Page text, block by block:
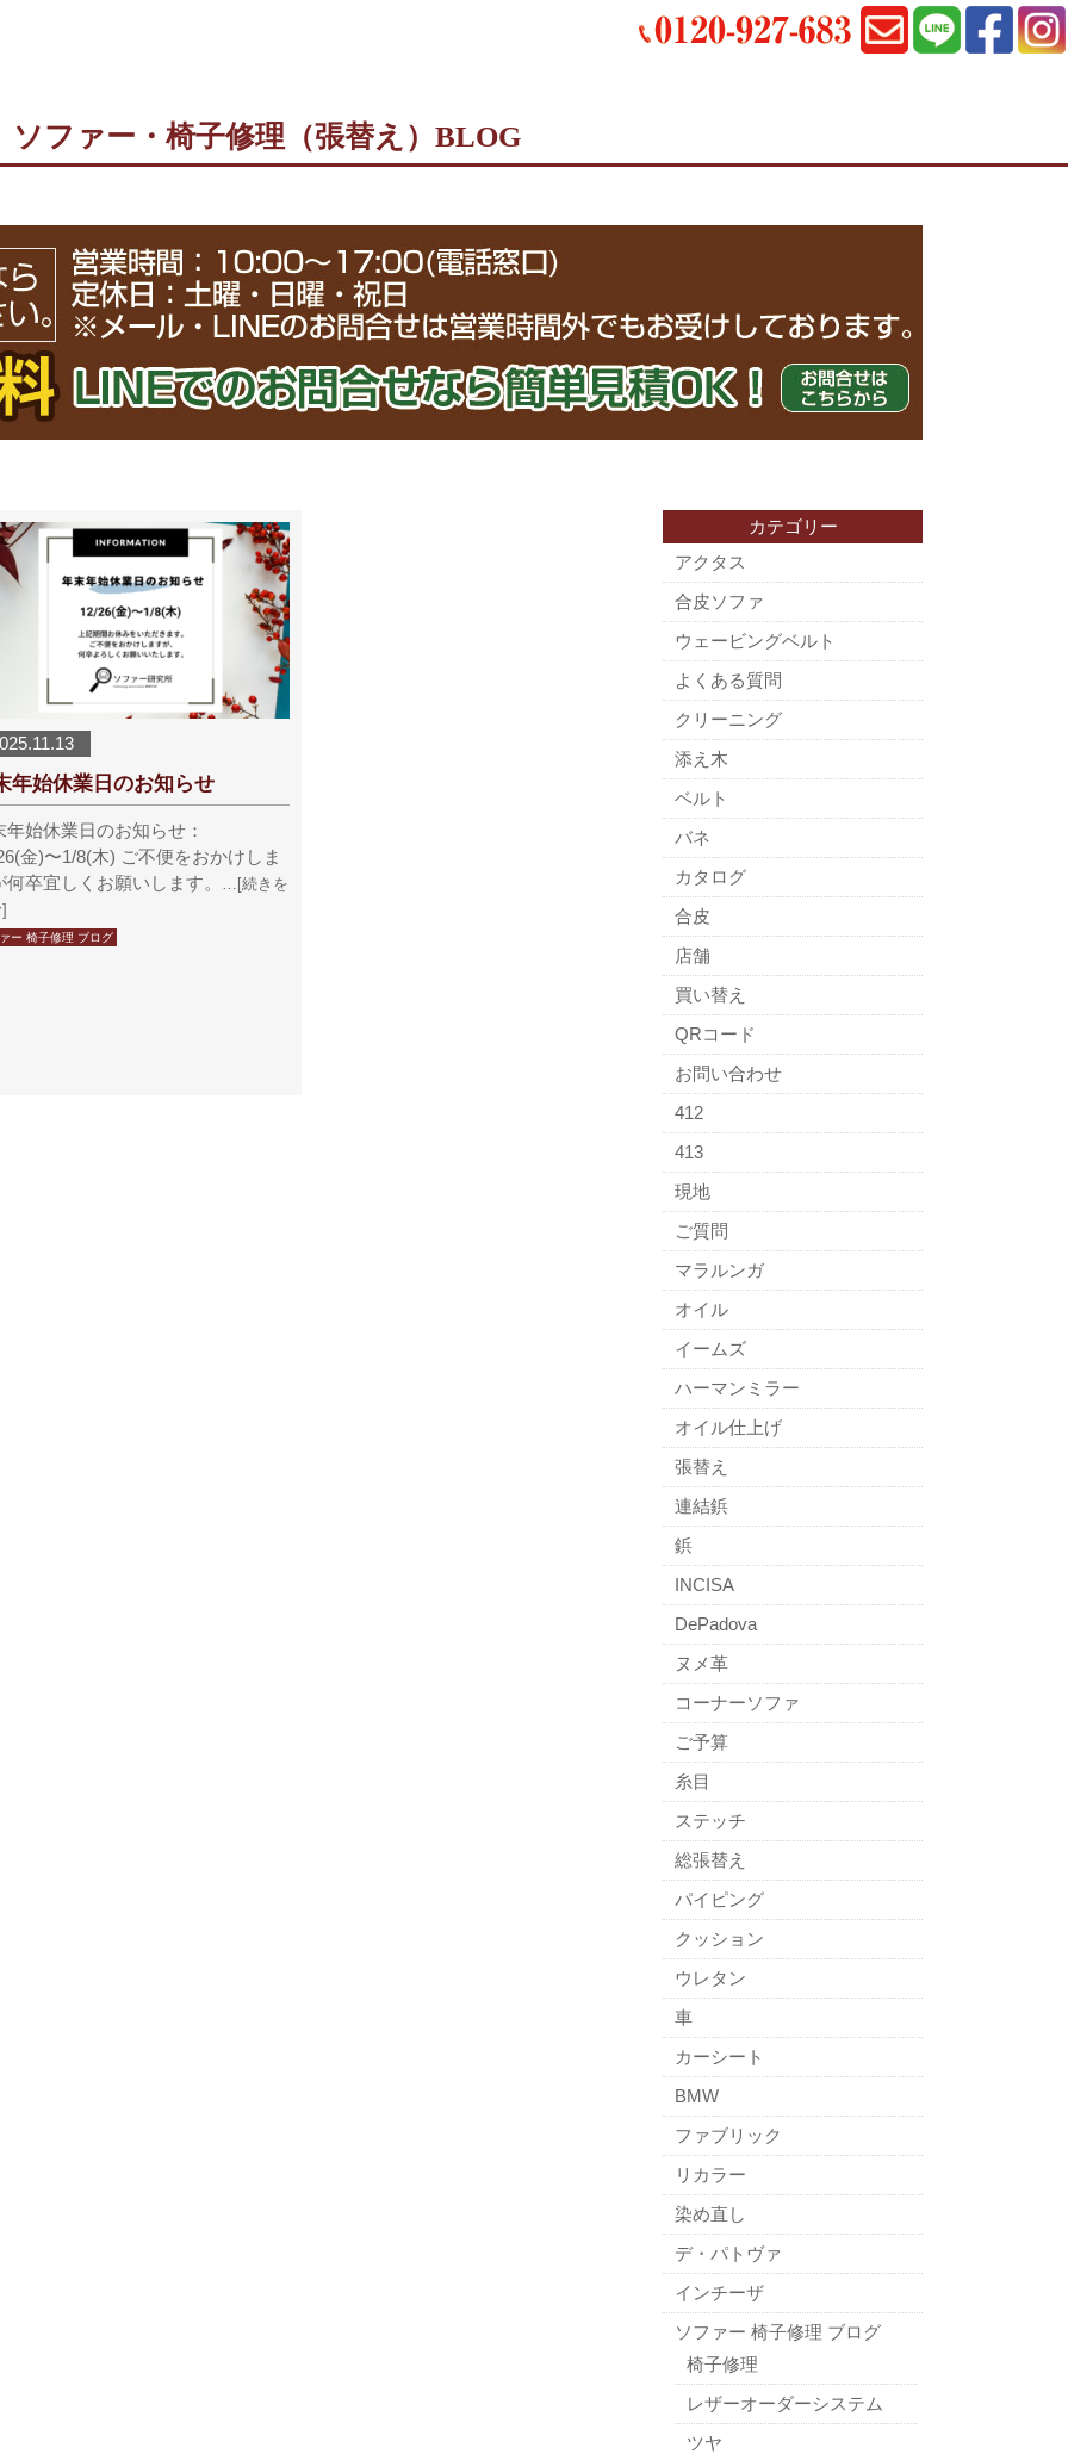
ソファー・椅子修理（張替え）BLOG
年始休業日のお知らせ
年始休業日のお知らせ：
金)〜1/8(木) ご不便をおかけしま
何卒宜しくお願いします。
…[続きを
ー 椅子修理 ブログ
カテゴリー
アクタス
合皮ソファ
ウェービングベルト
よくある質問
クリーニング
添え木
ベルト
バネ
カタログ
合皮
店舗
買い替え
QRコード
お問い合わせ
412
413
現地
ご質問
マラルンガ
オイル
イームズ
ハーマンミラー
オイル仕上げ
張替え
連結鋲
鋲
INCISA
DePadova
ヌメ革
コーナーソファ
ご予算
糸目
ステッチ
総張替え
パイピング
クッション
ウレタン
車
カーシート
BMW
ファブリック
リカラー
染め直し
デ・パトヴァ
インチーザ
ソファー 椅子修理 ブログ
椅子修理
レザーオーダーシステム
ツヤ